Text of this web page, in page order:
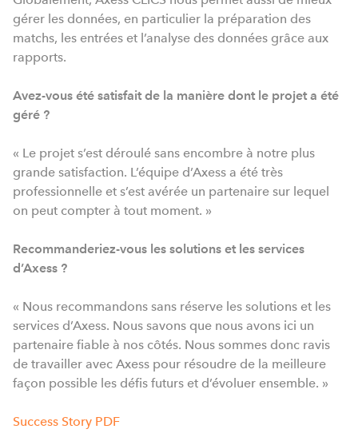
gérer les données, en particulier la préparation des
matchs, les entrées et l’analyse des données grâce aux
rapports.
Avez-vous été satisfait de la manière dont le projet a été
géré ?
« Le projet s’est déroulé sans encombre à notre plus
grande satisfaction. L’équipe d’Axess a été très
professionnelle et s’est avérée un partenaire sur lequel
on peut compter à tout moment. »
Recommanderiez-vous les solutions et les services
d’Axess ?
« Nous recommandons sans réserve les solutions et les
services d’Axess. Nous savons que nous avons ici un
partenaire fiable à nos côtés. Nous sommes donc ravis
de travailler avec Axess pour résoudre de la meilleure
façon possible les défis futurs et d’évoluer ensemble. »
Success Story PDF